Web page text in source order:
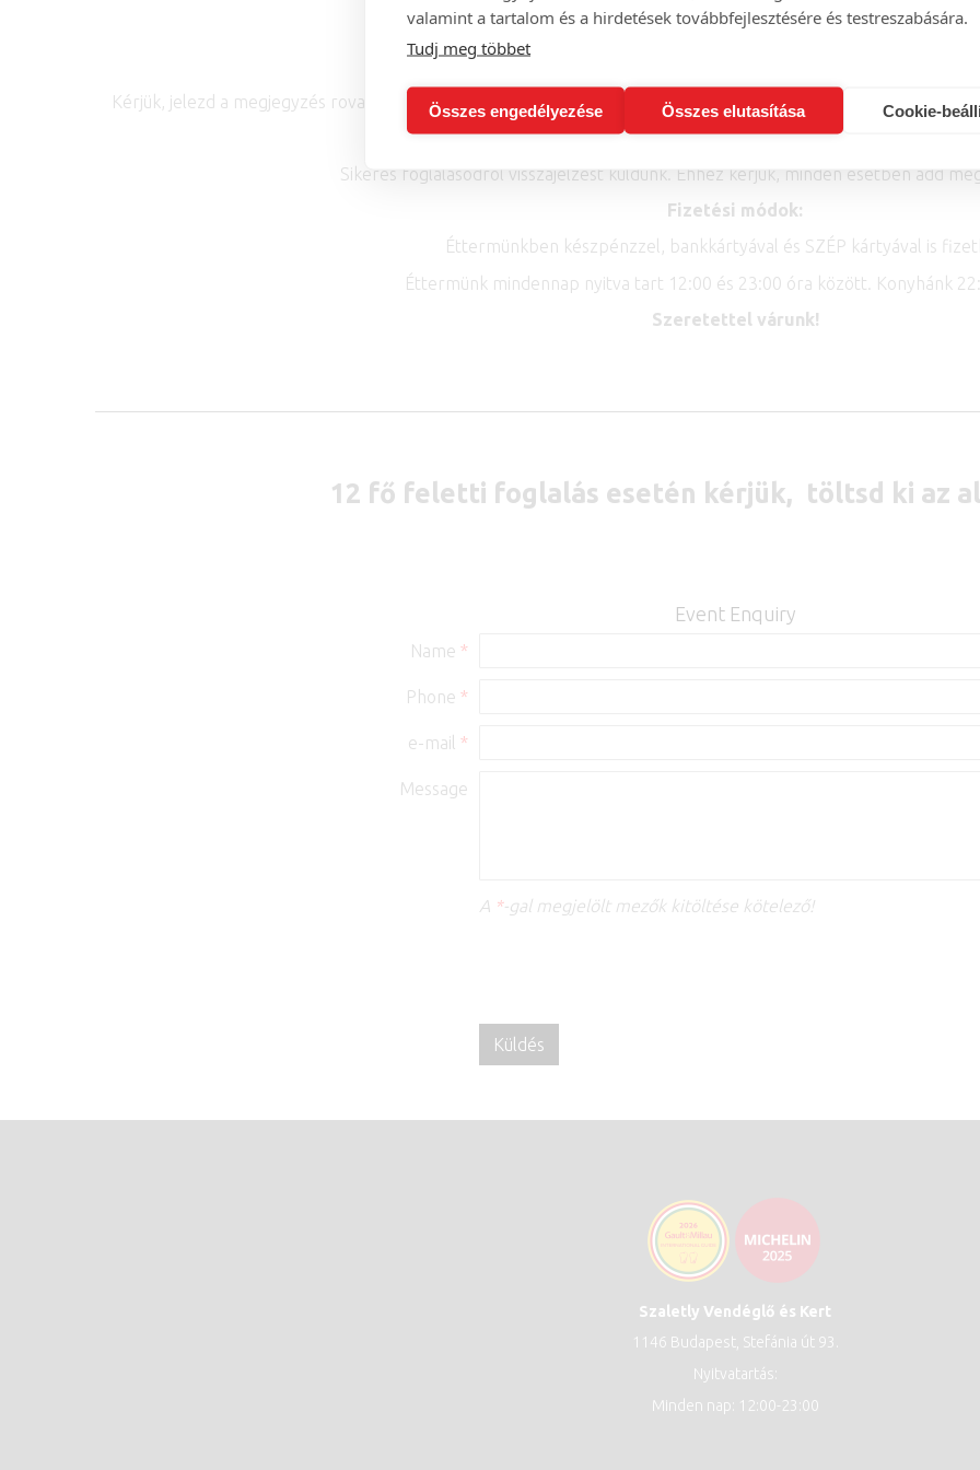
valamint a tartalom és a hirdetések továbbfejlesztésére és testreszabására.
Tudj meg többet
Összes engedélyezése Összes elutasítása Cookie-
Torta rendelés
Kérjük, jelezd a megjegyzés rovatban, ha a felkínált időintervallum nem elegendő, ha ételallergiád van, vagy
Visszaigazolás:
Sikeres foglalásodról visszajelzést küldünk. Ehhez kérjük, minden esetben add
Fizetési módok:
Éttermünkben készpénzzel, bankkártyával és SZÉP kártyával is
Éttermünk mindennap nyitva tart 12:00 és 23:00 óra között. Konyhánk
Szeretettel várunk!
12 fő feletti foglalás esetén kérjük, töltsd ki az
Event Enquiry
Name *
Phone *
e-mail *
Message
A *-gal megjelölt mezők kitöltése kötelező!
Szaletly Vendéglő és Kert
1146 Budapest, Stefánia út 93.
Nyitvatartás:
Minden nap: 12:00-23:00